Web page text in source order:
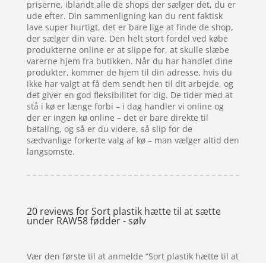
priserne, iblandt alle de shops der sælger det, du er
ude efter. Din sammenligning kan du rent faktisk
lave super hurtigt, det er bare lige at finde de shop,
der sælger din vare. Den helt stort fordel ved købe
produkterne online er at slippe for, at skulle slæbe
varerne hjem fra butikken. Når du har handlet dine
produkter, kommer de hjem til din adresse, hvis du
ikke har valgt at få dem sendt hen til dit arbejde, og
det giver en god fleksibilitet for dig. De tider med at
stå i kø er længe forbi – i dag handler vi online og
der er ingen kø online – det er bare direkte til
betaling, og så er du videre, så slip for de
sædvanlige forkerte valg af kø – man vælger altid den
langsomste.
20 reviews forSort plastik hætte til at sætte
under RAW58 fødder - sølv
Vær den første til at anmelde “Sort plastik hætte til at